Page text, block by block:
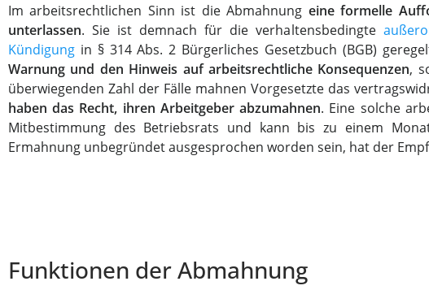
Im arbeitsrechtlichen Sinn ist die Abmahnung eine formelle
unterlassen. Sie ist demnach für die verhaltensbedingte
Kündigung in § 314 Abs. 2 Bürgerliches Gesetzbuch (BGB)
Warnung und den Hinweis auf arbeitsrechtliche Konsequenzen,
überwiegenden Zahl der Fälle mahnen Vorgesetzte das
haben das Recht, ihren Arbeitgeber abzumahnen. Eine solche
Mitbestimmung des Betriebsrats und kann bis zu einem
Ermahnung unbegründet ausgesprochen worden sein, hat der
Funktionen der Abmahnung